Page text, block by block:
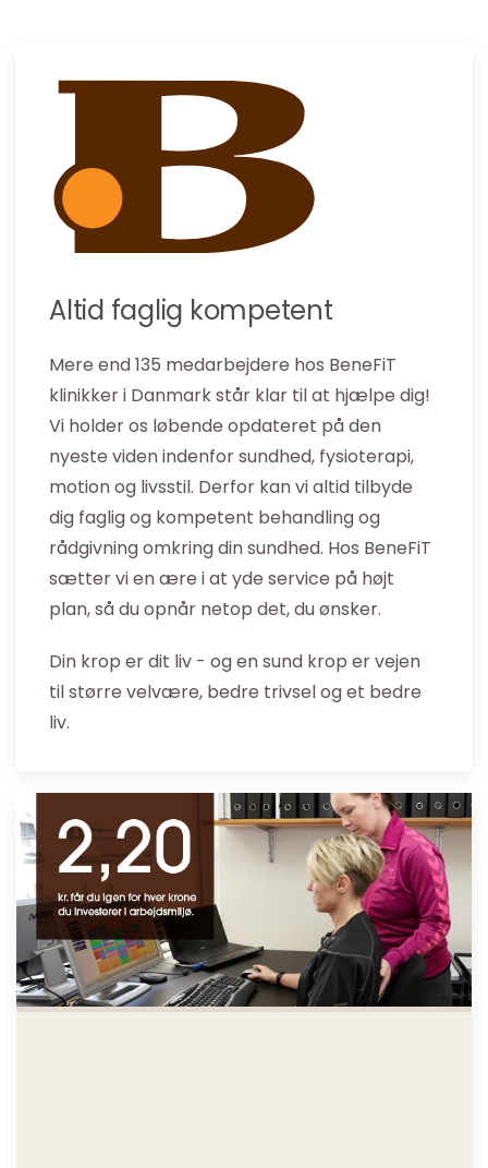
Altid faglig kompetent
Mere end 135 medarbejdere hos BeneFiT
klinikker i Danmark står klar til at hjælpe dig!
Vi holder os løbende opdateret på den
nyeste viden indenfor sundhed, fysioterapi,
motion og livsstil. Derfor kan vi altid tilbyde
dig faglig og kompetent behandling og
rådgivning omkring din sundhed. Hos BeneFiT
sætter vi en ære i at yde service på højt
plan, så du opnår netop det, du ønsker.
Din krop er dit liv - og en sund krop er vejen
til større velvære, bedre trivsel og et bedre
liv.